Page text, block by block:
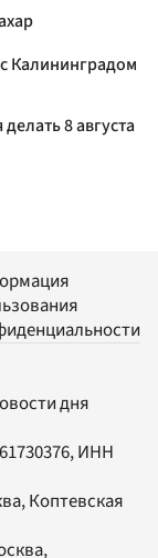
Калининградом
8 августа
дня
ИНН
Коптевская
,